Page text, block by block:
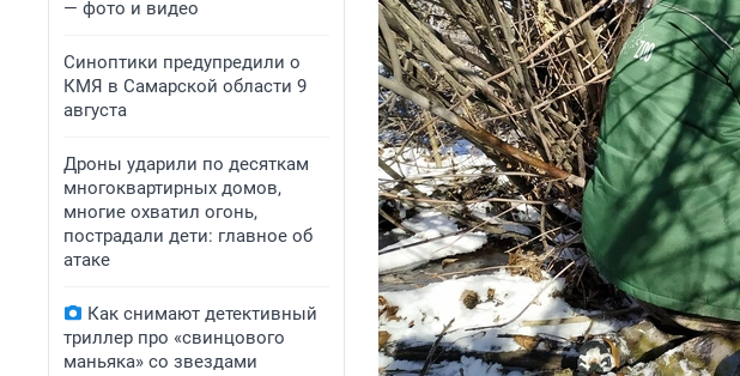
— фото и видео
Синоптики предупредили о
КМЯ в Самарской области 9
августа
Дроны ударили по десяткам
многоквартирных домов,
многие охватил огонь,
пострадали дети: главное об
атаке
Как снимают детективный
триллер про «свинцового
маньяка» со звездами